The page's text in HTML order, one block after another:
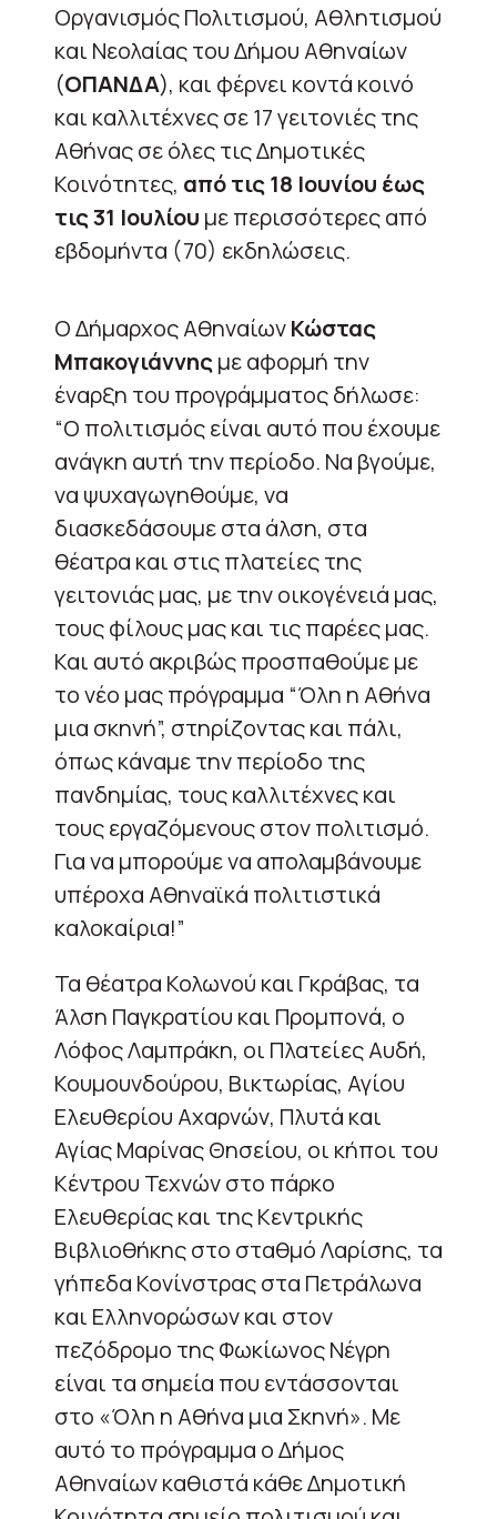
Οργανισμός Πολιτισμού, Αθλητισμού
και Νεολαίας του Δήμου Αθηναίων
(ΟΠΑΝΔΑ), και φέρνει κοντά κοινό
και καλλιτέχνες σε 17 γειτονιές της
Αθήνας σε όλες τις Δημοτικές
Κοινότητες, από τις 18 Ιουνίου έως
τις 31 Ιουλίου με περισσότερες από
εβδομήντα (70) εκδηλώσεις.
Ο Δήμαρχος ΑθηναίωνΚώστας
Μπακογιάννηςμε αφορμή την
έναρξη του προγράμματος δήλωσε:
“Ο πολιτισμός είναι αυτό που έχουμε
ανάγκη αυτή την περίοδο. Να βγούμε,
να ψυχαγωγηθούμε, να
διασκεδάσουμε στα άλση, στα
θέατρα και στις πλατείες της
γειτονιάς μας, με την οικογένειά μας,
τους φίλους μας και τις παρέες μας.
Και αυτό ακριβώς προσπαθούμε με
το νέο μας πρόγραμμα “Όλη η Αθήνα
μια σκηνή”, στηρίζοντας και πάλι,
όπως κάναμε την περίοδο της
πανδημίας, τους καλλιτέχνες και
τους εργαζόμενους στον πολιτισμό.
Για να μπορούμε να απολαμβάνουμε
υπέροχα Αθηναϊκά πολιτιστικά
καλοκαίρια!”
Τα θέατρα Κολωνού και Γκράβας, τα
Άλση Παγκρατίου και Προμπονά, ο
Λόφος Λαμπράκη, οι Πλατείες Αυδή,
Κουμουνδούρου, Βικτωρίας, Αγίου
Ελευθερίου Αχαρνών, Πλυτά και
Αγίας Μαρίνας Θησείου, οι κήποι του
Κέντρου Τεχνών στο πάρκο
Ελευθερίας και της Κεντρικής
Βιβλιοθήκης στο σταθμό Λαρίσης, τα
γήπεδα Κονίνστρας στα Πετράλωνα
και Ελληνορώσων και στον
πεζόδρομο της Φωκίωνος Νέγρη
είναι τα σημεία που εντάσσονται
στο «Όλη η Αθήνα μια Σκηνή». Με
αυτό το πρόγραμμα ο Δήμος
Αθηναίων καθιστά κάθε Δημοτική